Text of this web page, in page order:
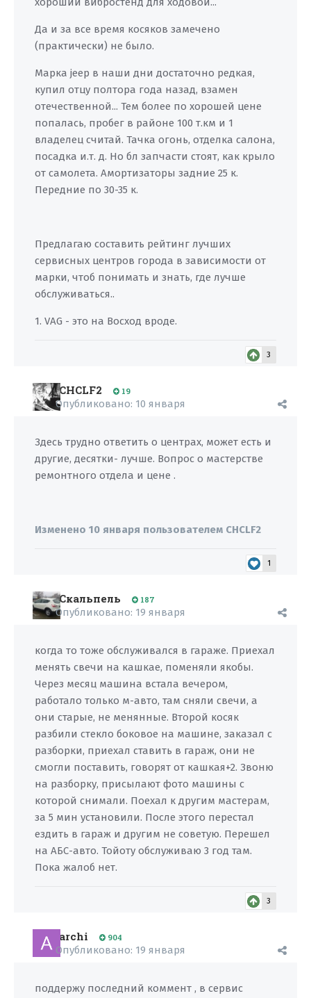
Да и за все время косяков замечено
(практически) не было.
Марка jeep в наши дни достаточно редкая,
купил отцу полтора года назад, взамен
отечественной... Тем более по хорошей цене
попалась, пробег в районе 100 т.км и 1
владелец считай. Тачка огонь, отделка салона,
посадка и.т. д. Но бл запчасти стоят, как крыло
от самолета. Амортизаторы задние 25 к.
Передние по 30-35 к.
Предлагаю составить рейтинг лучших
сервисных центров города в зависимости от
марки, чтоб понимать и знать, где лучше
обслуживаться..
1. VAG - это на Восход вроде.
3
CHCLF2 19
Опубликовано: 10 января
Здесь трудно ответить о центрах, может есть и
другие, десятки- лучше. Вопрос о мастерстве
ремонтного отдела и цене .
Изменено 10 января пользователем CHCLF2
1
Скальпель 187
Опубликовано: 19 января
когда то тоже обслуживался в гараже. Приехал
менять свечи на кашкае, поменяли якобы.
Через месяц машина встала вечером,
работало только м-авто, там сняли свечи, а
они старые, не менянные. Второй косяк
разбили стекло боковое на машине, заказал с
разборки, приехал ставить в гараж, они не
смогли поставить, говорят от кашкая+2. Звоню
на разборку, присылают фото машины с
которой снимали. Поехал к другим мастерам,
за 5 мин установили. После этого перестал
ездить в гараж и другим не советую. Перешел
на АБС-авто. Тойоту обслуживаю 3 год там.
Пока жалоб нет.
3
archi 904
Опубликовано: 19 января
поддержу последний коммент , в сервис